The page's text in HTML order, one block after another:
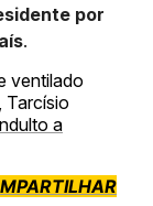
por
.
ventilado
Tarcísio
a